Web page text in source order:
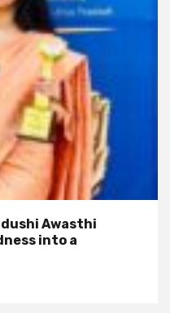
Awasthi
into a